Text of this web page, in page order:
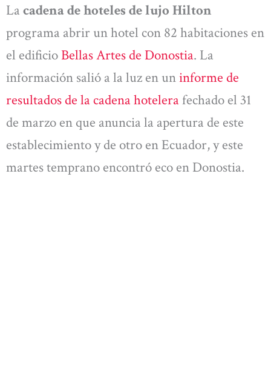
La cadena de hoteles de lujo Hilton
programa abrir un hotel con 82 habitaciones en
el edificio Bellas Artes de Donostia. La
información salió a la luz en uninforme de
resultados de la cadena hotelerafechado el 31
de marzo en que anuncia la apertura de este
establecimiento y de otro en Ecuador, y este
martes temprano encontró eco en Donostia.